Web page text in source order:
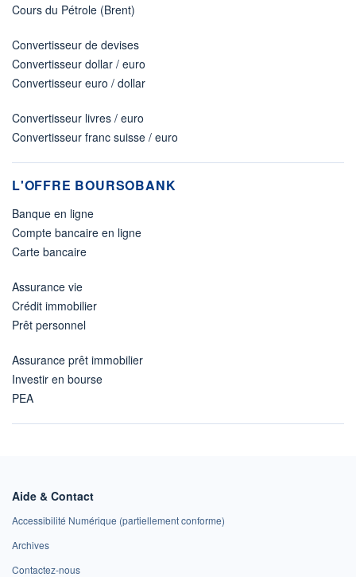
Cours du Pétrole (Brent)
Convertisseur de devises
Convertisseur dollar / euro
Convertisseur euro / dollar
Convertisseur livres / euro
Convertisseur franc suisse / euro
L'OFFRE BOURSOBANK
Banque en ligne
Compte bancaire en ligne
Carte bancaire
Assurance vie
Crédit immobilier
Prêt personnel
Assurance prêt immobilier
Investir en bourse
PEA
Aide & Contact
Accessibilité Numérique (partiellement conforme)
Archives
Contactez-nous